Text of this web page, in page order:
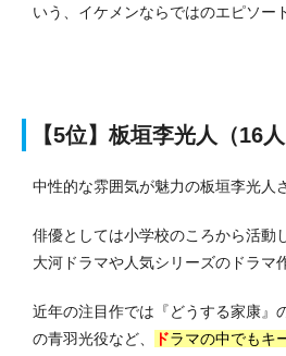
いう、イケメンならではのエピソー
【5位】板垣李光人（16人
中性的な雰囲気が魅力の板垣李光人
俳優としては小学校のころから活動
大河ドラマや人気シリーズのドラマ
近年の注目作では『どうする家康』
の青羽光役など、
ドラマの中でもキ